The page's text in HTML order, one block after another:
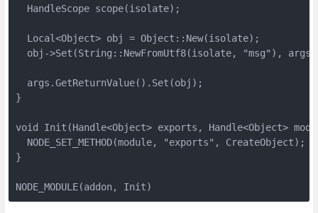
  HandleScope scope(isolate);
  Local<Object> obj = Object::New(isolate);
obj->Set(String::NewFromUtf8(isolate, "msg"),
  args.GetReturnValue().Set(obj);
}
void Init(Handle<Object> exports, Handle<Object>
  NODE_SET_METHOD(module, "exports", CreateObject);
}
NODE_MODULE(addon, Init)